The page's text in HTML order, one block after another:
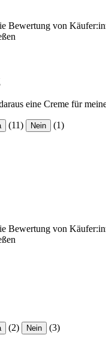
Bewertung von
eine Creme für
(11) Nein (1)
Bewertung von
(2) Nein (3)